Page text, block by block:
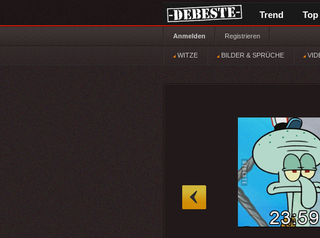
Trend Top
Anmelden Registrieren
WITZE BILDER & SPRÜCHE